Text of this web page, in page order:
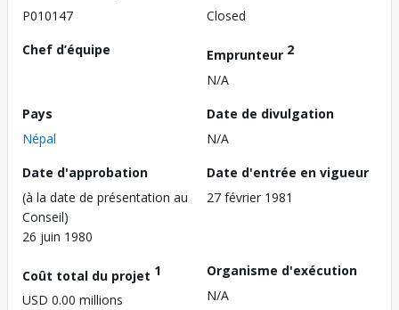
P010147
Closed
Chef d’équipe
Emprunteur 2
N/A
Pays
Népal
Date de divulgation
N/A
Date d'approbation
(à la date de présentation au
Conseil)
26 juin 1980
Date d'entrée en vigueur
27 février 1981
Coût total du projet 1
USD 0.00 millions
Organisme d'exécution
N/A